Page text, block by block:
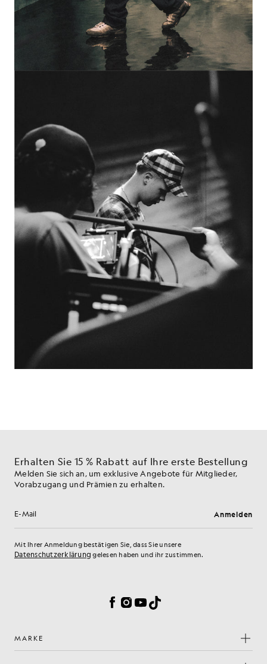
Erhalten Sie 15 % Rabatt auf Ihre erste Bestellung
Melden Sie sich an, um exklusive Angebote für Mitglieder,
Vorabzugang und Prämien zu erhalten.
E-Mail-Adresse Anmelden
Mit Ihrer Anmeldung bestätigen Sie, dass Sie unsere
Datenschutzerklärung gelesen haben und ihr zustimmen.
Facebook
Instagram
YouTube
TikTok
MARKE